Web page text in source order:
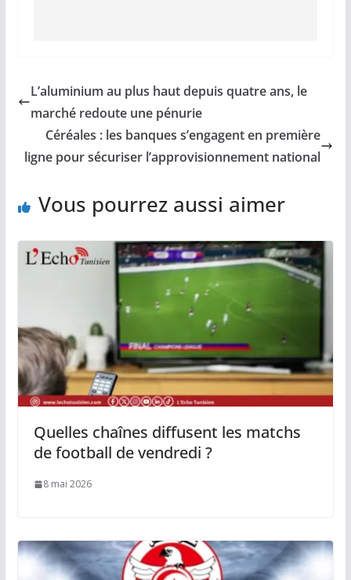
L’aluminium au plus haut depuis quatre ans, le
marché redoute une pénurie
Céréales : les banques s’engagent en première
ligne pour sécuriser l’approvisionnement national
Vous pourrez aussi aimer
Quelles chaînes diffusent les matchs
de football de vendredi ?
8 mai 2026